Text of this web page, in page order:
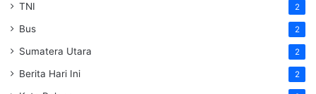
TNI 2
Bus 2
Sumatera Utara 2
Berita Hari Ini 2